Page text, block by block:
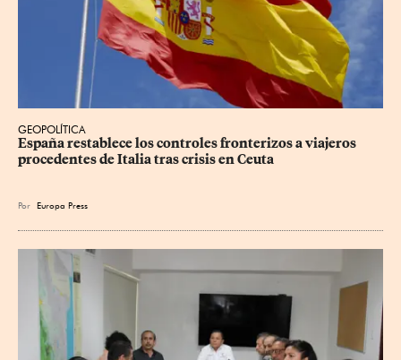
GEOPOLÍTICA
España restablece los controles fronterizos a viajeros
procedentes de Italia tras crisis en Ceuta
Por Europa Press